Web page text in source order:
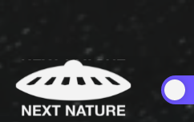
EN